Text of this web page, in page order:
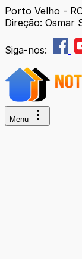
Porto Velho -
Direção: Osmar
Siga-nos:
Menu